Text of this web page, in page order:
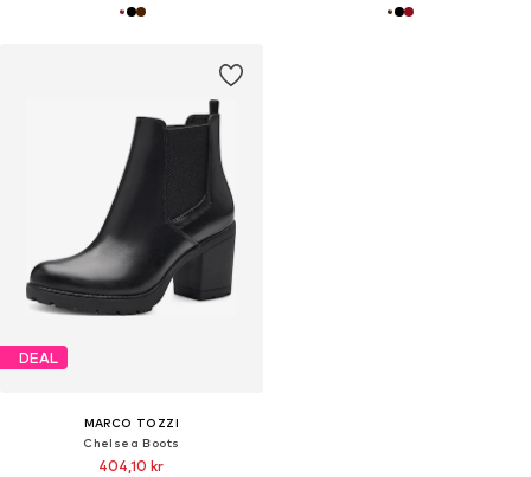
DEAL
MARCO TOZZI
Chelsea Boots
404,10 kr